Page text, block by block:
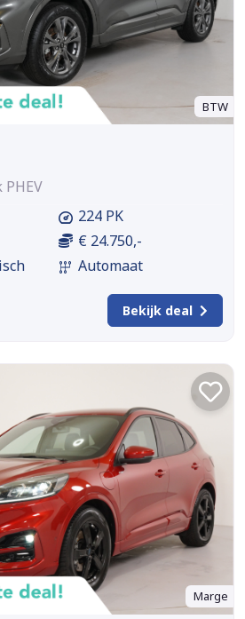
BTW
PHEV
224 PK
€ 24.750,-
Automaat
Bekijk deal
Marge